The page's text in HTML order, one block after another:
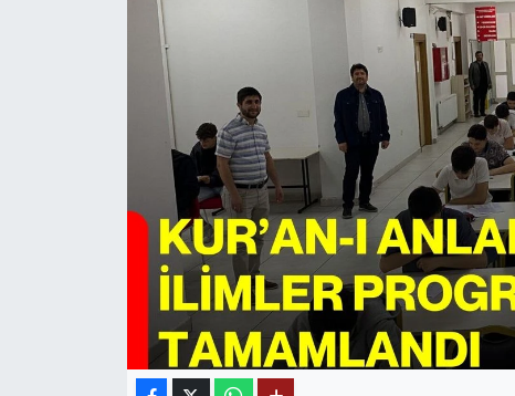
11:11 MANŞET